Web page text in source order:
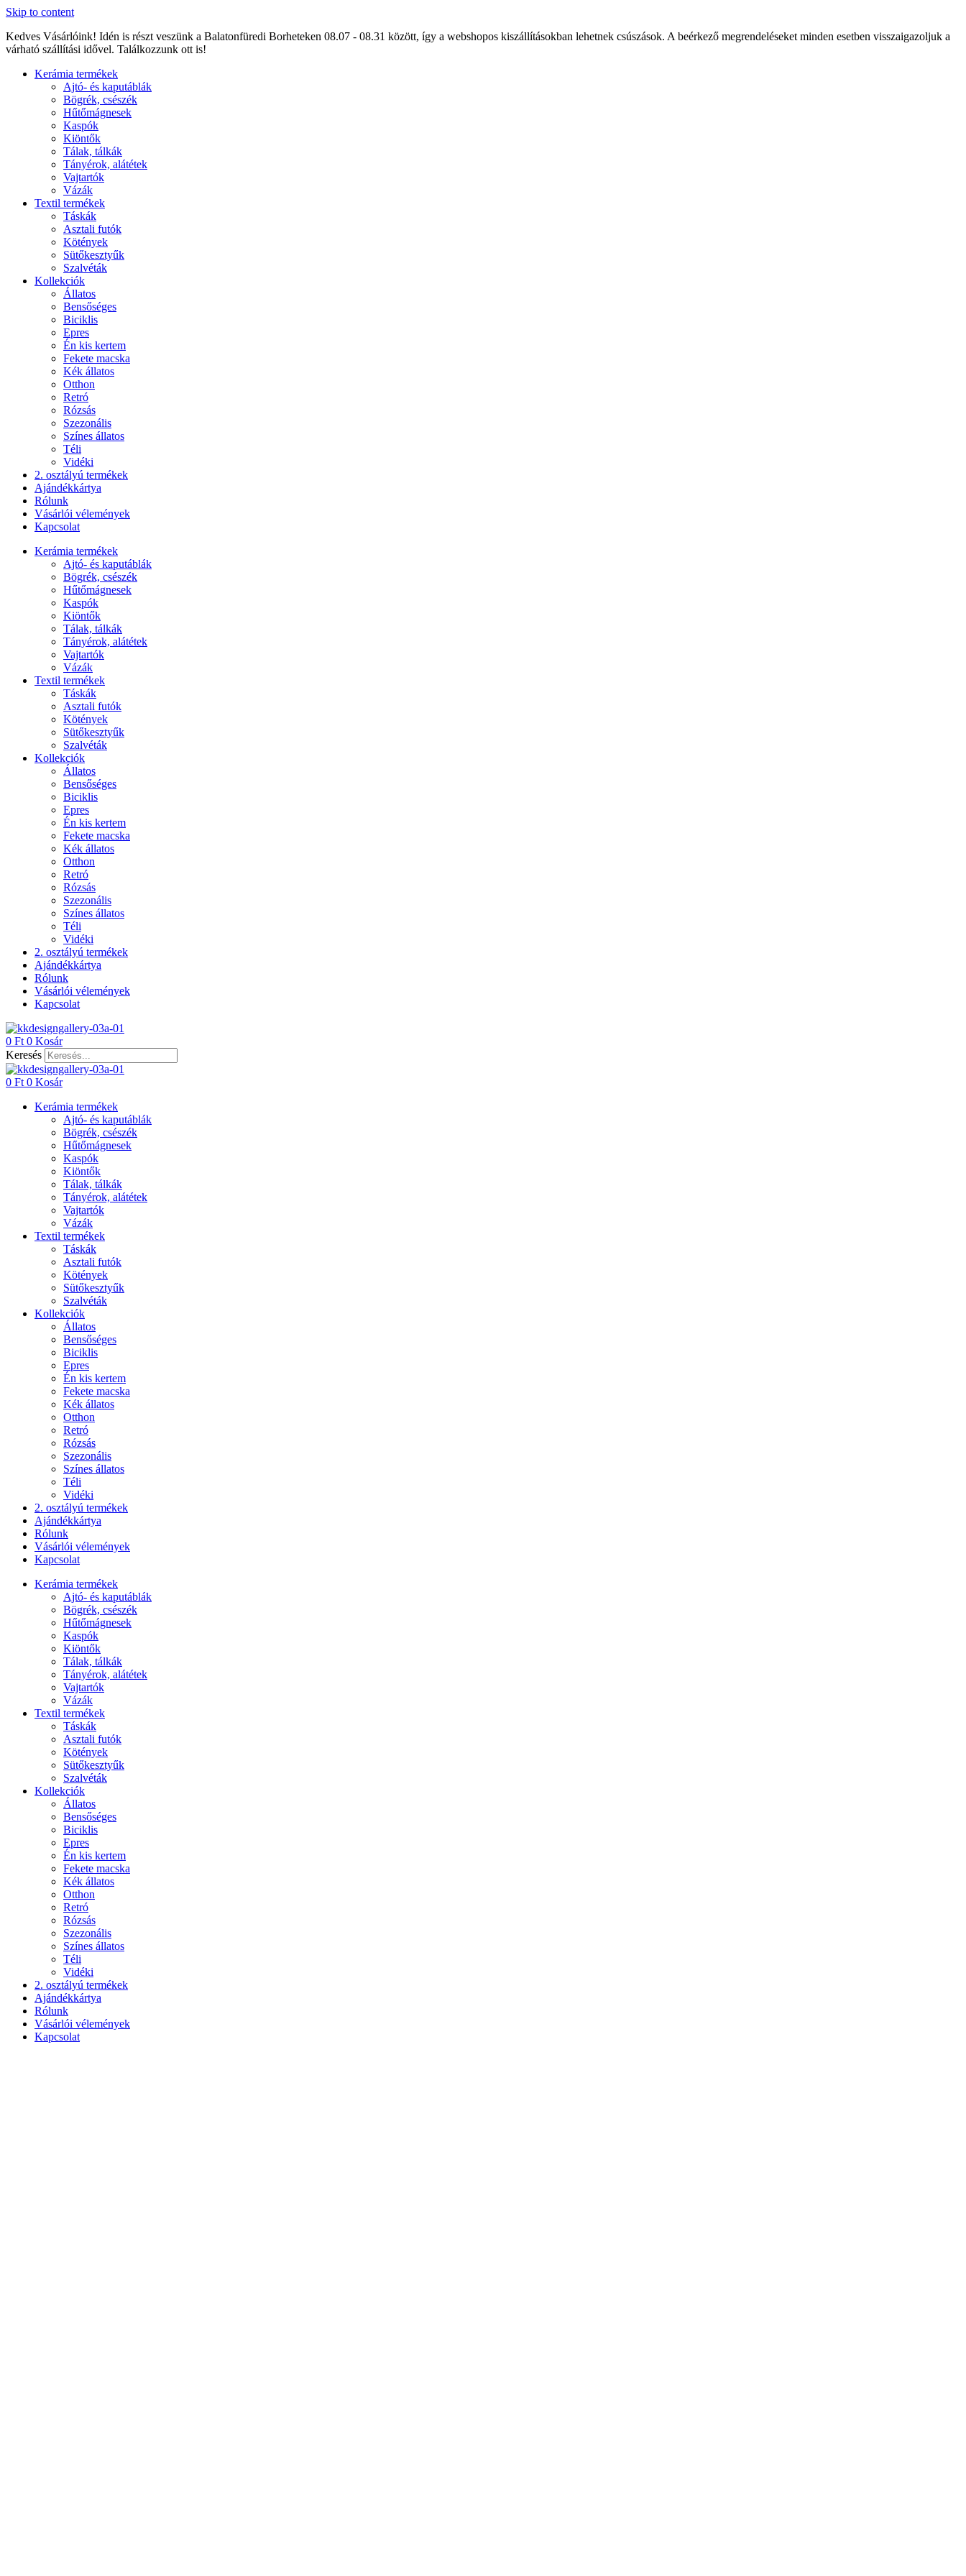
Skip to content
Kedves Vásárlóink! Idén is részt veszünk a Balatonfüredi Borheteken 08.07 - 08.31 között, így a webshopos kiszállításokban lehetnek csúszások. A beérkező megrendeléseket minden esetben visszaigazoljuk a
várható szállítási idővel. Találkozzunk ott is!
Kerámia termékek
Ajtó- és kaputáblák
Bögrék, csészék
Hűtőmágnesek
Kaspók
Kiöntők
Tálak, tálkák
Tányérok, alátétek
Vajtartók
Vázák
Textil termékek
Táskák
Asztali futók
Kötények
Sütőkesztyűk
Szalvéták
Kollekciók
Állatos
Bensőséges
Biciklis
Epres
Én kis kertem
Fekete macska
Kék állatos
Otthon
Retró
Rózsás
Szezonális
Színes állatos
Téli
Vidéki
2. osztályú termékek
Ajándékkártya
Rólunk
Vásárlói vélemények
Kapcsolat
Kerámia termékek
Ajtó- és kaputáblák
Bögrék, csészék
Hűtőmágnesek
Kaspók
Kiöntők
Tálak, tálkák
Tányérok, alátétek
Vajtartók
Vázák
Textil termékek
Táskák
Asztali futók
Kötények
Sütőkesztyűk
Szalvéták
Kollekciók
Állatos
Bensőséges
Biciklis
Epres
Én kis kertem
Fekete macska
Kék állatos
Otthon
Retró
Rózsás
Szezonális
Színes állatos
Téli
Vidéki
2. osztályú termékek
Ajándékkártya
Rólunk
Vásárlói vélemények
Kapcsolat
0 Ft 0 Kosár
Keresés
0 Ft 0 Kosár
Kerámia termékek
Ajtó- és kaputáblák
Bögrék, csészék
Hűtőmágnesek
Kaspók
Kiöntők
Tálak, tálkák
Tányérok, alátétek
Vajtartók
Vázák
Textil termékek
Táskák
Asztali futók
Kötények
Sütőkesztyűk
Szalvéták
Kollekciók
Állatos
Bensőséges
Biciklis
Epres
Én kis kertem
Fekete macska
Kék állatos
Otthon
Retró
Rózsás
Szezonális
Színes állatos
Téli
Vidéki
2. osztályú termékek
Ajándékkártya
Rólunk
Vásárlói vélemények
Kapcsolat
Kerámia termékek
Ajtó- és kaputáblák
Bögrék, csészék
Hűtőmágnesek
Kaspók
Kiöntők
Tálak, tálkák
Tányérok, alátétek
Vajtartók
Vázák
Textil termékek
Táskák
Asztali futók
Kötények
Sütőkesztyűk
Szalvéták
Kollekciók
Állatos
Bensőséges
Biciklis
Epres
Én kis kertem
Fekete macska
Kék állatos
Otthon
Retró
Rózsás
Szezonális
Színes állatos
Téli
Vidéki
2. osztályú termékek
Ajándékkártya
Rólunk
Vásárlói vélemények
Kapcsolat